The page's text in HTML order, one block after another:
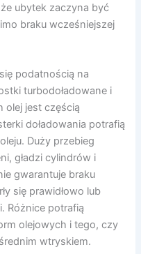
ubytek zaczyna być
braku wcześniejszej
podatnością na
turbodoładowane i
olej jest częścią
doładowania potrafią
Duży przebieg
gładzi cylindrów i
gwarantuje braku
się prawidłowo lub
Różnice potrafią
olejowych i tego, czy
wtryskiem.